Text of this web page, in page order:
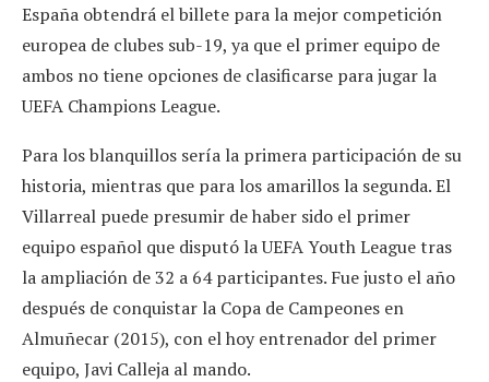
España obtendrá el billete para la mejor competición
europea de clubes sub-19, ya que el primer equipo de
ambos no tiene opciones de clasificarse para jugar la
UEFA Champions League.
Para los blanquillos sería la primera participación de su
historia, mientras que para los amarillos la segunda. El
Villarreal puede presumir de haber sido el primer
equipo español que disputó la UEFA Youth League tras
la ampliación de 32 a 64 participantes. Fue justo el año
después de conquistar la Copa de Campeones en
Almuñecar (2015), con el hoy entrenador del primer
equipo, Javi Calleja al mando.